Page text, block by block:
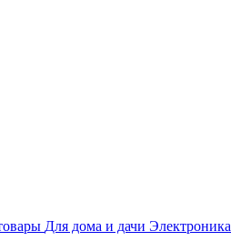
Для дома и дачи Электроника